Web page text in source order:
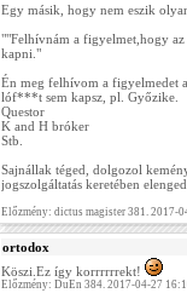
Egy másik, hogy nem eszik
""Felhívnám a figyelmet,hogy
kapni."
Én meg felhívom a figyelmedet
lóf***t sem kapsz, pl. Győzike.
Questor
K and H bróker
Stb.
Sajnállak téged, dolgozol
jogszolgáltatás keretében
Előzmény: dictus magister 381. 2017-
ortodox
Köszi.Ez így korrrrrrekt!
Előzmény: DuEn 384. 2017-04-27